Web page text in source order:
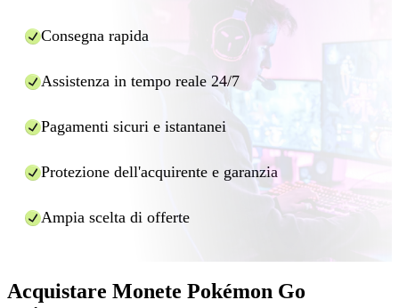
Consegna rapida
Assistenza in tempo reale 24/7
Pagamenti sicuri e istantanei
Protezione dell'acquirente e garanzia
Ampia scelta di offerte
Acquistare Monete Pokémon Go